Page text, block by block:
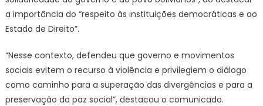
a importância do “respeito às instituições democráticas e ao
Estado de Direito”.
“Nesse contexto, defendeu que governo e movimentos
sociais evitem o recurso à violência e privilegiem o diálogo
como caminho para a superação das divergências e para a
preservação da paz social”, destacou o comunicado.